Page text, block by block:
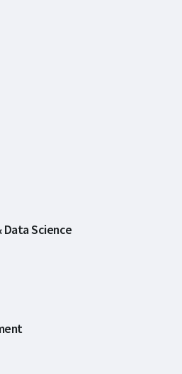
Science